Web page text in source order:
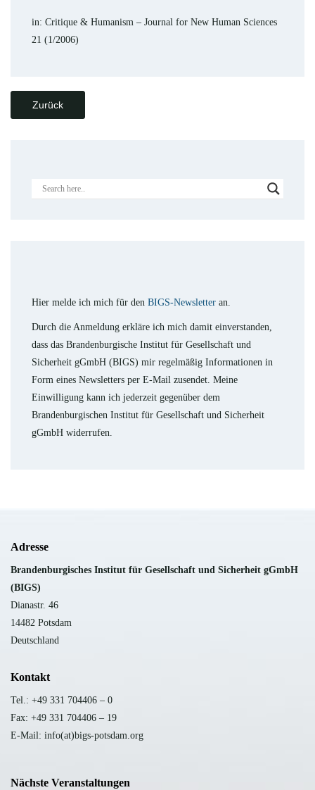
in: Critique & Humanism – Journal for New Human Sciences
21 (1/2006)
Zurück
Hier melde ich mich für den BIGS-Newsletter an.
Durch die Anmeldung erkläre ich mich damit einverstanden,
dass das Brandenburgische Institut für Gesellschaft und
Sicherheit gGmbH (BIGS) mir regelmäßig Informationen in
Form eines Newsletters per E-Mail zusendet. Meine
Einwilligung kann ich jederzeit gegenüber dem
Brandenburgischen Institut für Gesellschaft und Sicherheit
gGmbH widerrufen.
Adresse
Brandenburgisches Institut für Gesellschaft und Sicherheit gGmbH
(BIGS)
Dianastr. 46
14482 Potsdam
Deutschland
Kontakt
Tel.: +49 331 704406 – 0
Fax: +49 331 704406 – 19
E-Mail: info(at)bigs-potsdam.org
Nächste Veranstaltungen